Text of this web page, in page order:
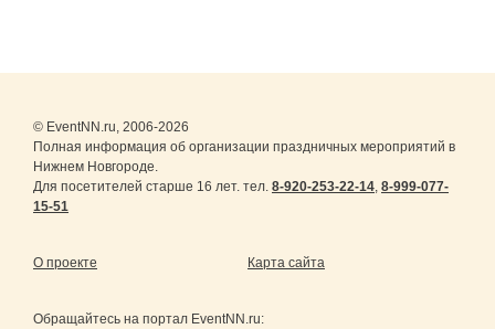
© EventNN.ru, 2006-2026
Полная информация об организации праздничных мероприятий в
Нижнем Новгороде.
Для посетителей старше 16 лет. тел. 8-920-253-22-14, 8-999-077-
15-51
О проекте Карта сайта
Обращайтесь на портал EventNN.ru: